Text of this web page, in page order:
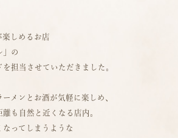
楽しめるお店
」の
担当させていただきました。
メンとお酒が気軽に楽しめ、
も自然と近くなる店内。
なってしまうような